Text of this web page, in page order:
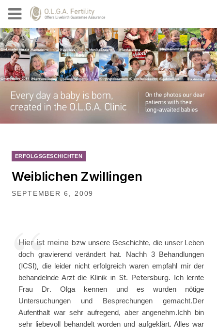
ERFOLGSGESCHICHTEN
Weiblichen Zwillingen
SEPTEMBER 6, 2009
Hier ist meinebzw unsere Geschichte, die unser Leben
doch gravierend verändert hat. Nachh 3 Behandlungen
(ICSI), die leider nicht erfolgreich waren empfahl mir der
behandelnde Arzt die Klinikin St. Petersburg. Ich lernte
Frau Dr. Olga kennen und es wurden nötige
Untersuchungen und Besprechungen gemacht.Der
Aufenthalt war sehr aufregend, aber angenehm.Ichh bin
sehr liebevoll behandelt worden und aufgeklärt. Alles war